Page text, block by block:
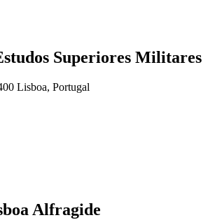
Superiores Militares
Lisboa, Portugal
Alfragide